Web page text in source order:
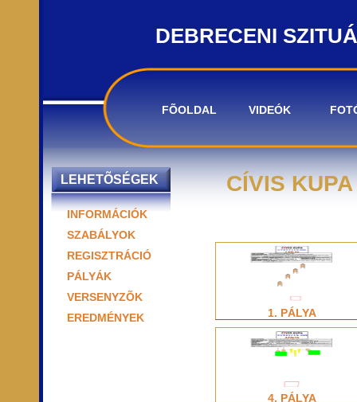
DEBRECENI
FÕOLDAL VIDEÓK
LEHETÕSÉGEK
INFORMÁCIÓK
SZABÁLYOK
REGISZTRÁCIÓ
PÁLYÁK
VERSENYZÕK
EREDMÉNYEK
CÍVIS
1. PÁLYA
4. PÁLYA